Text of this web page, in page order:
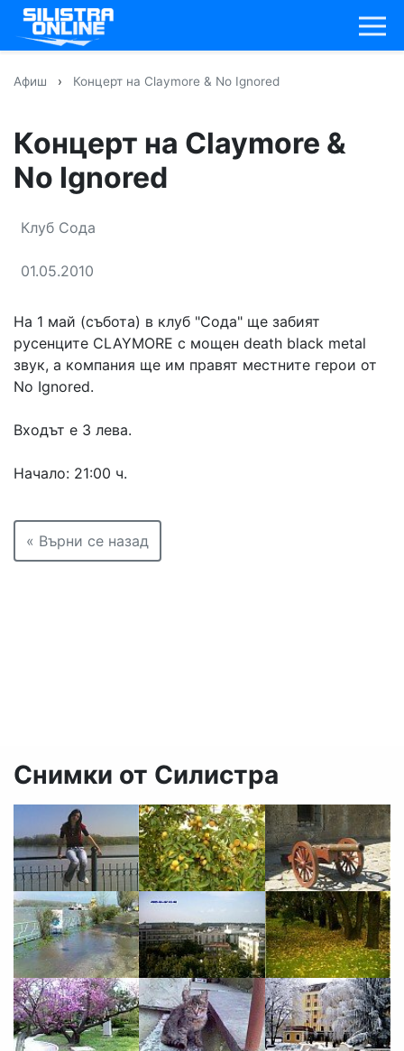
Афиш › Концерт на Claymore & No Ignored
Концерт на Claymore &
No Ignored
Клуб Сода
01.05.2010
На 1 май (събота) в клуб "Сода" ще забият
русенците CLAYMORE с мощен death black metal
звук, а компания ще им правят местните герои от
No Ignored.
Входът е 3 лева.
Начало: 21:00 ч.
« Върни се назад
Снимки от Силистра